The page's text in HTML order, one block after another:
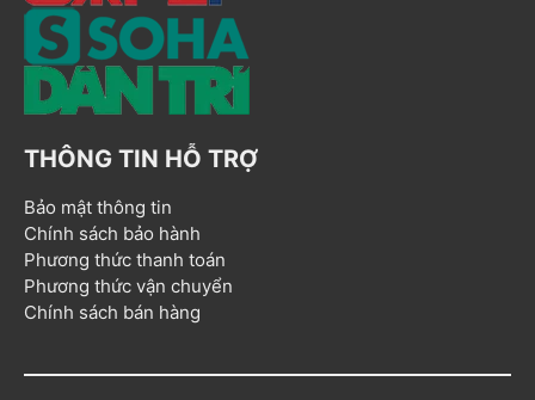
THÔNG TIN HỖ TRỢ
Bảo mật thông tin
Chính sách bảo hành
Phương thức thanh toán
Phương thức vận chuyển
Chính sách bán hàng